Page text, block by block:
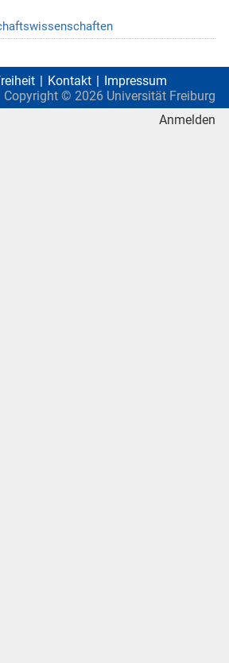
Kontakt
Impressum
Copyright © 2026 Universität Freiburg
Anmelden